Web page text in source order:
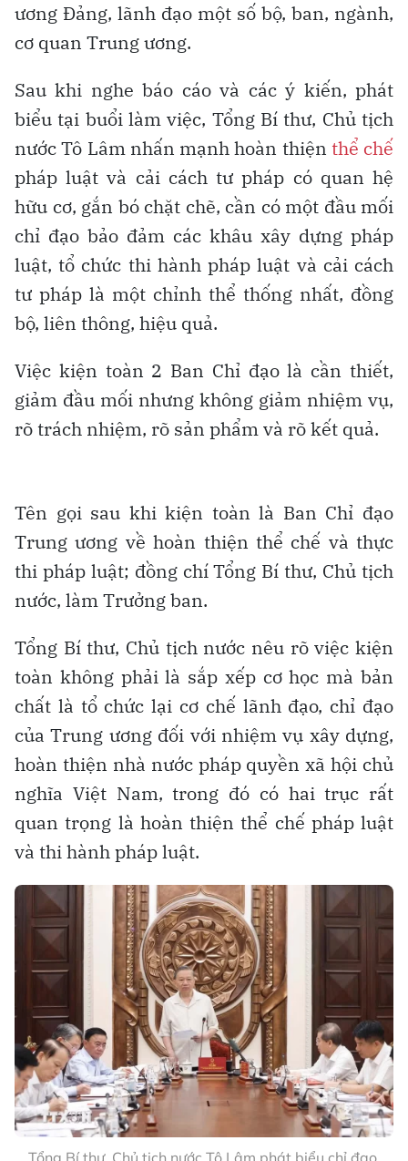
ương Đảng, lãnh đạo một số bộ, ban, ngành,
cơ quan Trung ương.
Sau khi nghe báo cáo và các ý kiến, phát
biểu tại buổi làm việc, Tổng Bí thư, Chủ tịch
nước Tô Lâm nhấn mạnh hoàn thiện thể chế
pháp luật và cải cách tư pháp có quan hệ
hữu cơ, gắn bó chặt chẽ, cần có một đầu mối
chỉ đạo bảo đảm các khâu xây dựng pháp
luật, tổ chức thi hành pháp luật và cải cách
tư pháp là một chỉnh thể thống nhất, đồng
bộ, liên thông, hiệu quả.
Việc kiện toàn 2 Ban Chỉ đạo là cần thiết,
giảm đầu mối nhưng không giảm nhiệm vụ,
rõ trách nhiệm, rõ sản phẩm và rõ kết quả.
Tên gọi sau khi kiện toàn là Ban Chỉ đạo
Trung ương về hoàn thiện thể chế và thực
thi pháp luật; đồng chí Tổng Bí thư, Chủ tịch
nước, làm Trưởng ban.
Tổng Bí thư, Chủ tịch nước nêu rõ việc kiện
toàn không phải là sắp xếp cơ học mà bản
chất là tổ chức lại cơ chế lãnh đạo, chỉ đạo
của Trung ương đối với nhiệm vụ xây dựng,
hoàn thiện nhà nước pháp quyền xã hội chủ
nghĩa Việt Nam, trong đó có hai trục rất
quan trọng là hoàn thiện thể chế pháp luật
và thi hành pháp luật.